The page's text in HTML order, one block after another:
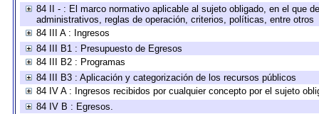
84 II - : El marco normativo aplicable al sujeto obligado, en el que
administrativos, reglas de operación, criterios, políticas, entre otros
84 III A : Ingresos
84 III B1 : Presupuesto de Egresos
84 III B2 : Programas
84 III B3 : Aplicación y categorización de los recursos públicos
84 IV A : Ingresos recibidos por cualquier concepto por el sujeto
84 IV B : Egresos.